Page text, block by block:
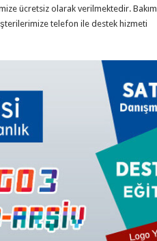
ücretsiz olarak verilmektedir. Bakım
telefon ile destek hizmeti